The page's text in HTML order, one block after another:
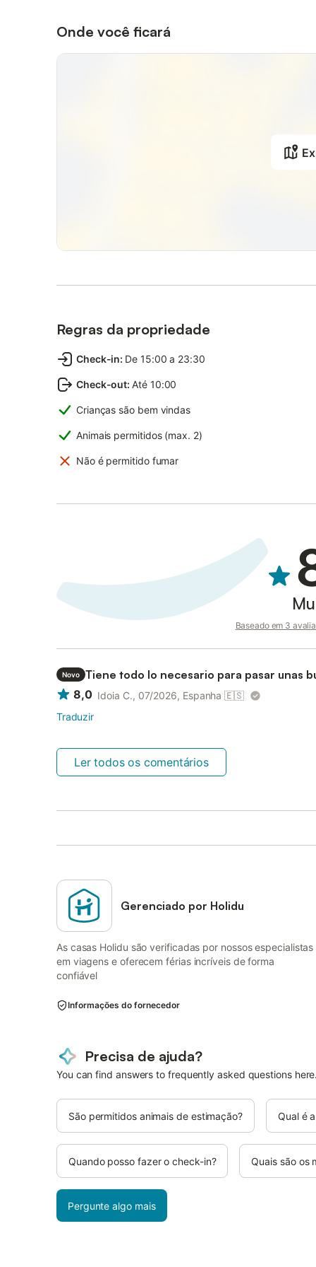
Onde você ficará
Regras da propriedade
Check-in: De 15:00 a 23:30
Check-out: Até 10:00
Crianças são bem vindas
Animais permitidos (max. 2)
Não é permitido fumar
Baseado em 3
Novo
Tiene todo lo necesario para pasar unas
8,0 Idoia C., 07/2026, Espanha 🇪🇸
Traduzir
Ler todos os comentários
Gerenciado por Holidu
As casas Holidu são verificadas por nossos especialistas
em viagens e oferecem férias incríveis de forma
confiável
Informações do fornecedor
Precisa de ajuda?
You can find answers to frequently asked questions here.
São permitidos animais de estimação? Qual é
Quando posso fazer o check-in? Quais são os
Pergunte algo mais